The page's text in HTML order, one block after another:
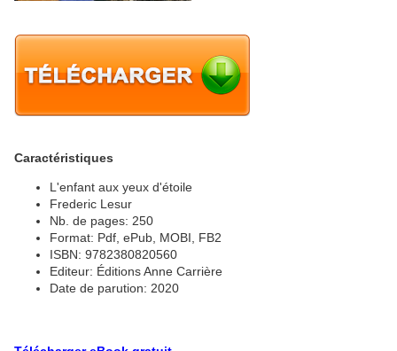
Caractéristiques
L'enfant aux yeux d'étoile
Frederic Lesur
Nb. de pages: 250
Format: Pdf, ePub, MOBI, FB2
ISBN: 9782380820560
Editeur: Éditions Anne Carrière
Date de parution: 2020